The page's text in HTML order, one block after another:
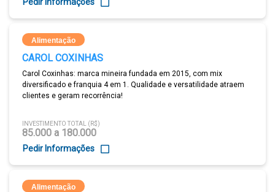
Alimentação
CAROL COXINHAS
Carol Coxinhas: marca mineira fundada em 2015, com mix
diversificado e franquia 4 em 1. Qualidade e versatilidade atraem
clientes e geram recorrência!
INVESTIMENTO TOTAL (R$)
85.000 a 180.000
Pedir Informações
Alimentação